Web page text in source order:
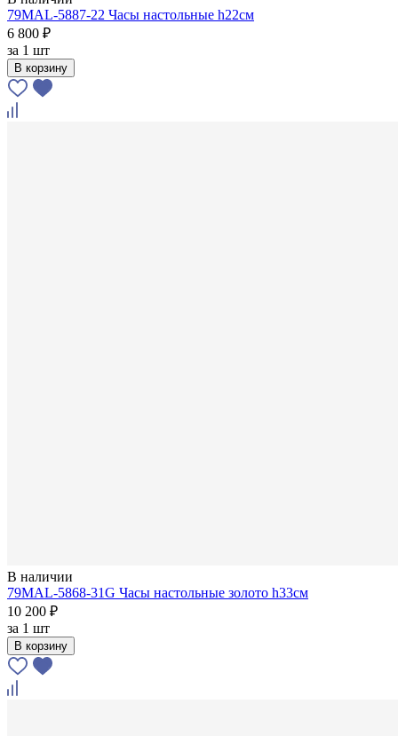
79MAL-5887-22 Часы настольные h22см
6 800 ₽
за 1 шт
В корзину
В наличии
79MAL-5868-31G Часы настольные золото h33см
10 200 ₽
за 1 шт
В корзину